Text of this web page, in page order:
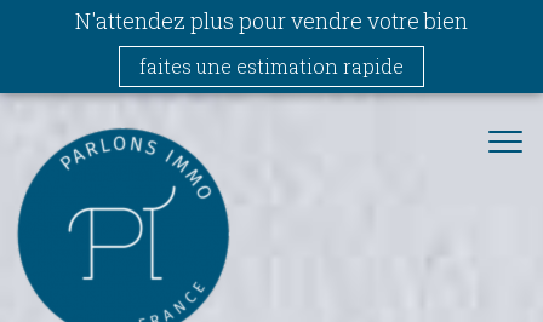
N'attendez plus pour vendre votre bien
faites une estimation rapide